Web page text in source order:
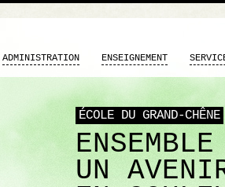
ÉCOLE DU GRAND-CHÊNE
UN
ADMINISTRATION ENSEIGNEMENT